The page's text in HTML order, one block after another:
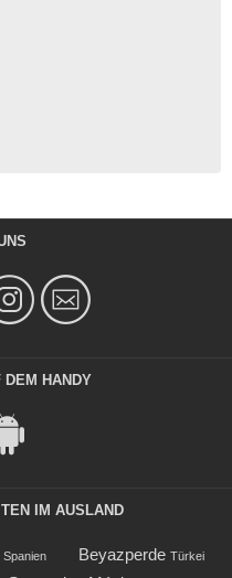
DEM HANDY
IM AUSLAND
Spanien Beyazperde Türkei